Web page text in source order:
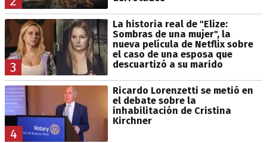
3
La historia real de "Elize:
Sombras de una mujer", la
nueva película de Netflix sobre
el caso de una esposa que
descuartizó a su marido
4
Ricardo Lorenzetti se metió en
el debate sobre la
inhabilitación de Cristina
Kirchner